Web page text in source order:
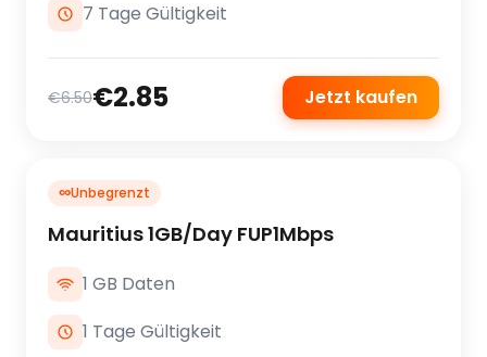
7 Tage Gültigkeit
€6.50€2.85 Jetzt kaufen
∞Unbegrenzt
Mauritius 1GB/Day FUP1Mbps
1 GB Daten
1 Tage Gültigkeit